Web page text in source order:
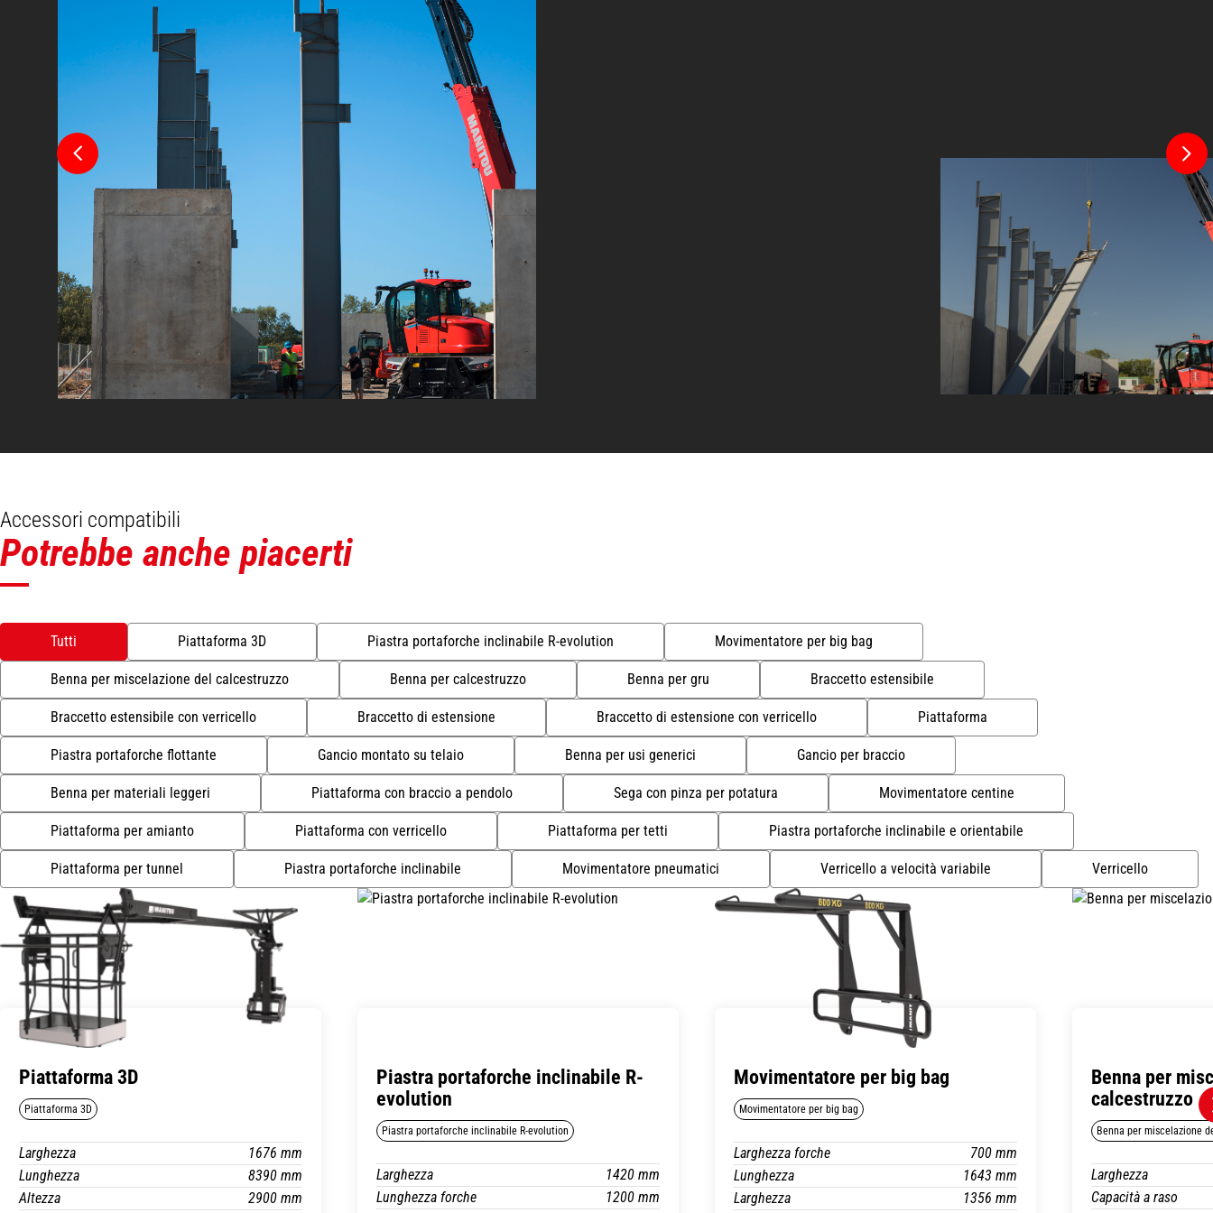
Accessori compatibili
Potrebbe anche piacerti
Tutti Piattaforma 3D Piastra portaforche inclinabile R-evolution Movimentatore per big bag
Benna per miscelazione del calcestruzzo Benna per calcestruzzo Benna per gru Braccetto estensibile
Braccetto estensibile con verricello Braccetto di estensione Braccetto di estensione con verricello Piattaforma
Piastra portaforche flottante Gancio montato su telaio Benna per usi generici Gancio per braccio
Benna per materiali leggeri Piattaforma con braccio a pendolo Sega con pinza per potatura Movimentatore centine
Piattaforma per amianto Piattaforma con verricello Piattaforma per tetti Piastra portaforche inclinabile e orientabile
Piattaforma per tunnel Piastra portaforche inclinabile Movimentatore pneumatici Verricello a velocità variabile Verricello
Piattaforma 3D
Piattaforma 3D
Larghezza
1676 mm
Lunghezza
8390 mm
Altezza
2900 mm
Piastra portaforche inclinabile R-
evolution
Piastra portaforche inclinabile R-evolution
Larghezza
1420 mm
Lunghezza forche
1200 mm
Movimentatore per big bag
Movimentatore per big bag
Larghezza forche
700 mm
Lunghezza
1643 mm
Larghezza
1356 mm
Benna per
calcestruzzo
Benna per miscelazione
Larghezza
Capacità a raso